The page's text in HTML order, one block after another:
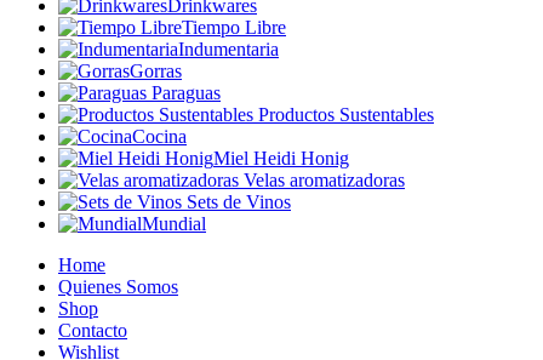
Drinkwares
Tiempo Libre
Indumentaria
Gorras
Paraguas
Productos Sustentables
Cocina
Miel Heidi Honig
Velas aromatizadoras
Sets de Vinos
Mundial
Home
Quienes Somos
Shop
Contacto
Wishlist